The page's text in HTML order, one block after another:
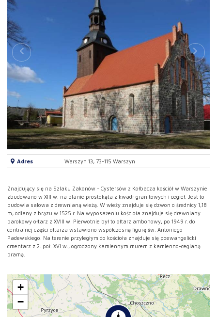
Adres Warszyn 13, 73-115 Warszyn
Znajdujący się na Szlaku Zakonów - Cystersów z Kołbacza kościół w Warszynie
zbudowano w XIII w. na planie prostokąta z kwadr granitowych i cegieł. Jest to
budowla salowa z drewnianą wieżą. W wieży znajduje się dzwon o średnicy 1,18
m, odlany z brązu w 1525 r. Na wyposażeniu kościoła znajduje się drewniany
barokowy ołtarz z XVIII w. Pierwotnie był to ołtarz ambonowy, po 1949 r. do
centralnej części ołtarza wstawiono współczesną figurę św. Antoniego
Padewskiego. Na terenie przyległym do kościoła znajduje się poewangelicki
cmentarz z 2. poł. XVI w., ogrodzony kamiennym murem z kamienno-ceglaną
bramą.
+
−